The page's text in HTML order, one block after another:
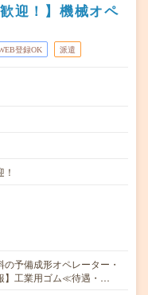
迎！】機械オペ
登録OK 派遣
予備成形オペレーター・
】工業用ゴム≪待遇・…